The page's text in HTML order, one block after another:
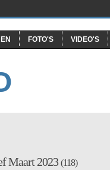
FOTO'S VIDEO'S
Maart 2023(118)